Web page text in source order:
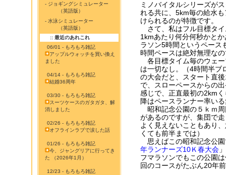
- ジョギングシミュレーター
（英語版）
- 水泳シミュレーター
（英語版）
:: 最近のあれこれ
06/01 - もろもろ雑記
アップルウォッチを買い換え
ました
04/14 - もろもろ雑記
結婚36周年
03/30 - もろもろ雑記
スーツケースのガタガタ、解
消しました
02/26 - もろもろ雑記
オフラインラブで涙した話
01/26 - もろもろ雑記
今、ジャングリアに行ってき
た （2026年1月）
12/23 - もろもろ雑記
ミノバイタルシリーズが
れる共に、5km毎の給水
けられるのが特徴です。
さて、私はフル目標タ
1kmあたり何分何秒かと
ラソン5時間というペース
時間ペースは絶対無理な
各目標タイム毎のウェ
は一切なし。（4時間半ブ
の大会だと、スタート直
で、スローペースからの
感じで、正直最初の2km
降はペースランナー率い
昭和記念公園の５ｋｍ
があるのですが、集団で
よく見えないこともあり
くても前半までは）
思えばこの昭和記念公
年ランナーズ10Ｋ春大会
フマラソンでもこの公園
回のコースがたぶん20年